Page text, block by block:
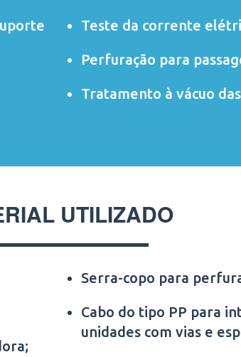
Teste da corrente
Perfuração para
Tratamento à vácuo
UTILIZADO
Serra-copo para
Cabo do tipo PP para
unidades com vias e